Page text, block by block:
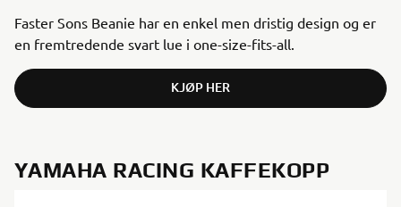
Faster Sons Beanie har en enkel men dristig design og er
en fremtredende svart lue i one-size-fits-all.
KJØP HER
YAMAHA RACING KAFFEKOPP